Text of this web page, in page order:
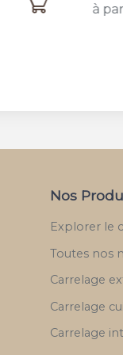
à
Nos
Explorer le
Toutes nos
Carrelage
Carrelage
Carrelage